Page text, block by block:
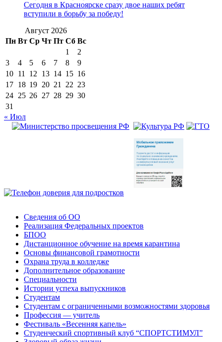
Сегодня в Красноярске сразу двое наших ребят
вступили в борьбу за победу!
Август 2026
Пн Вт Ср Чт Пт Сб Вс
1
2
3
4 5 6 7 8
9
10 11 12 13 14 15 16
17 18 19 20 21 22 23
24 25 26 27 28 29 30
31
« Июл
Сведения об ОО
Реализация Федеральных проектов
БПОО
Дистанционное обучение на время карантина
Основы финансовой грамотности
Охрана труда в колледже
Дополнительное образование
Специальности
Истории успеха выпускников
Студентам
Студентам с ограниченными возможностями здоровья
Профессия — учитель
Фестиваль «Весенняя капель»
Студенческий спортивный клуб “СПОРТСТИМУЛ”